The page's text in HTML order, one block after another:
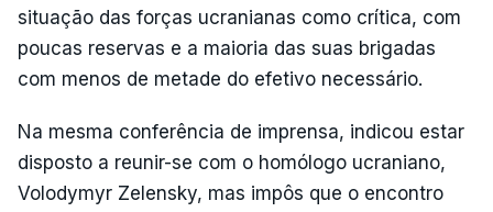
situação das forças ucranianas como crítica, com
poucas reservas e a maioria das suas brigadas
com menos de metade do efetivo necessário.
Na mesma conferência de imprensa, indicou estar
disposto a reunir-se com o homólogo ucraniano,
Volodymyr Zelensky, mas impôs que o encontro